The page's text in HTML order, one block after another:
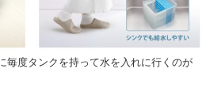
毎度タンクを持って水を入れに行くのが